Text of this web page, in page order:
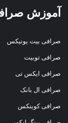
آموزش
صرافی بیت یونیکس
صرافی توبیت
صرافی ایکس تی
صرافی ال بانک
صرافی کوینکس